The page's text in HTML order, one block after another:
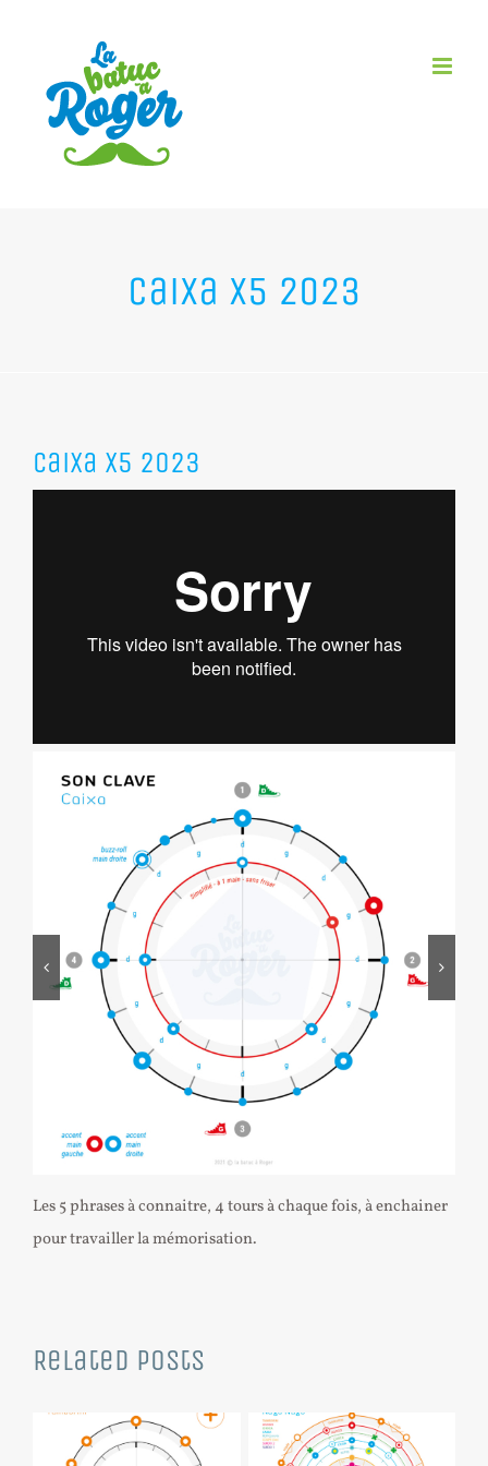
content
Caixa X5 2023
Caixa X5 2023
Les 5 phrases à connaitre, 4 tours à chaque fois, à enchainer
pour travailler la mémorisation.
Related Posts